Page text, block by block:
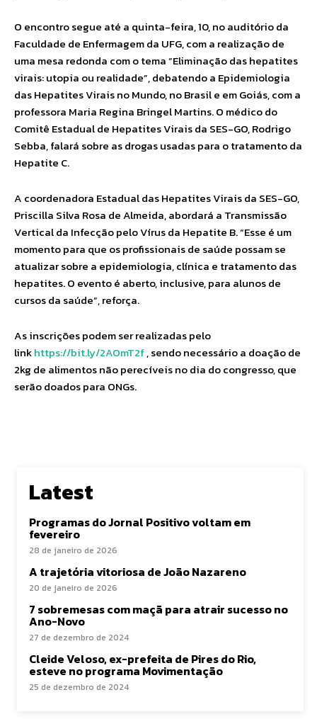
O encontro segue até a quinta-feira, 10, no auditório da
Faculdade de Enfermagem da UFG, com a realização de
uma mesa redonda com o tema “Eliminação das hepatites
virais: utopia ou realidade”, debatendo a Epidemiologia
das Hepatites Virais no Mundo, no Brasil e em Goiás, com a
professora Maria Regina Bringel Martins. O médico do
Comitê Estadual de Hepatites Virais da SES-GO, Rodrigo
Sebba, falará sobre as drogas usadas para o tratamento da
Hepatite C.
A coordenadora Estadual das Hepatites Virais da SES-GO,
Priscilla Silva Rosa de Almeida, abordará a Transmissão
Vertical da Infecção pelo Vírus da Hepatite B. “Esse é um
momento para que os profissionais de saúde possam se
atualizar sobre a epidemiologia, clínica e tratamento das
hepatites. O evento é aberto, inclusive, para alunos de
cursos da saúde”, reforça.
As inscrições podem ser realizadas pelo
linkhttps://bit.ly/2AOmT2f, sendo necessário a doação de
2kg de alimentos não perecíveis no dia do congresso, que
serão doados para ONGs.
Latest
Programas do Jornal Positivo voltam em
fevereiro
28 de janeiro de 2026
A trajetória vitoriosa de João Nazareno
20 de janeiro de 2026
7 sobremesas com maçã para atrair sucesso no
Ano-Novo
27 de dezembro de 2024
Cleide Veloso, ex-prefeita de Pires do Rio,
esteve no programa Movimentação
25 de dezembro de 2024